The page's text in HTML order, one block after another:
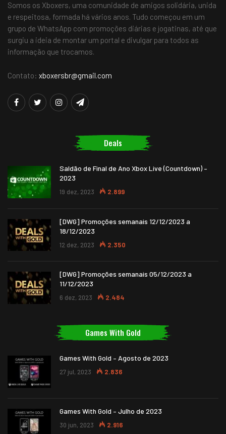
Somos os Xboxers, uma comunidade de amigos solidária, unida
e respeitosa, formada há vários anos. Tudo começou em um
grupo de WhatsApp com promoções diárias e jogatinas, até que
surgiu a ideia de montar um portal e divulgar para todos as
informação que trocamos.
Contato: xboxersbr@gmail.com
Deals
Saldão de Final de Ano Xbox Live (Countdown) –
2023
19 dez, 2023 2.899
[DWG] Promoções semanais 12/12/2023 a
18/12/2023
12 dez, 2023 2.350
[DWG] Promoções semanais 05/12/2023 a
11/12/2023
6 dez, 2023 2.484
Games With Gold
Games With Gold – Agosto de 2023
27 jul, 2023 2.836
Games With Gold – Julho de 2023
30 jun, 2023 2.916